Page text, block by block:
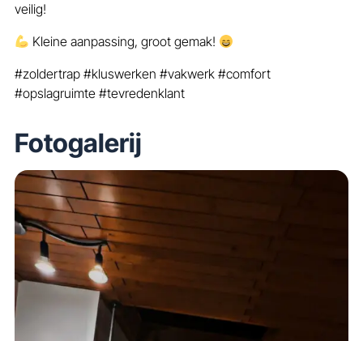
veilig!
Kleine aanpassing, groot gemak!
#zoldertrap #kluswerken #vakwerk #comfort
#opslagruimte #tevredenklant
Fotogalerij